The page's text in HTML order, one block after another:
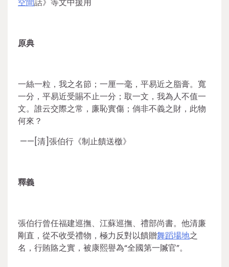
原典
一絲一粒，我之名節；一厘一毫，平易近之脂膏。寬
一分，平易近受賜不止一分；取一文，我為人不值一
文。誰云交際之常，廉恥實傷；倘非不義之財，此物
何來？
——[清]張伯行《制止饋送檄》
釋義
張伯行曾任福建巡撫、江蘇巡撫、禮部尚書。他清廉
剛直，從不收受禮物，極力反對以饋贈舞蹈場地之
名，行賄賂之實，被康熙譽為“全國第一贓官”。